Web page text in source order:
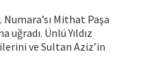
Mithat Paşa
uğradı. Ünlü Yıldız
ve Sultan Aziz’in